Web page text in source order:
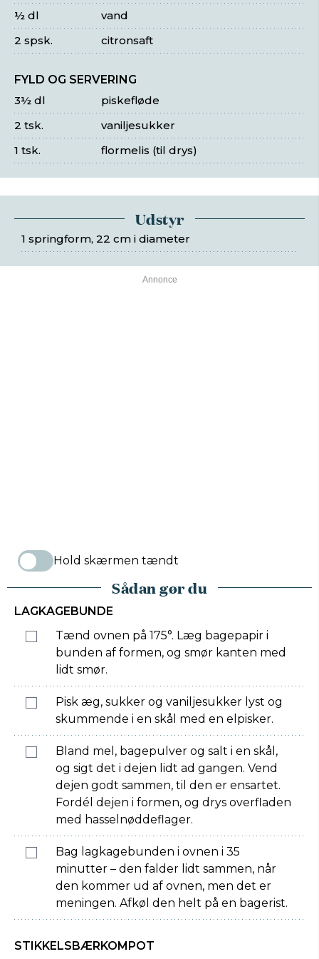
vand
½ dl
citronsaft
2 spsk.
FYLD OG SERVERING
piskefløde
3½ dl
vaniljesukker
2 tsk.
flormelis (til drys)
1 tsk.
Udstyr
1 springform, 22 cm i diameter
Hold skærmen tændt
Sådan gør du
LAGKAGEBUNDE
Tænd ovnen på 175°. Læg bagepapir i
bunden af formen, og smør kanten med
lidt smør.
Pisk æg, sukker og vaniljesukker lyst og
skummende i en skål med en elpisker.
Bland mel, bagepulver og salt i en skål,
og sigt det i dejen lidt ad gangen. Vend
dejen godt sammen, til den er ensartet.
Fordél dejen i formen, og drys overfladen
med hasselnøddeflager.
Bag lagkagebunden i ovnen i 35
minutter – den falder lidt sammen, når
den kommer ud af ovnen, men det er
meningen. Afkøl den helt på en bagerist.
STIKKELSBÆRKOMPOT